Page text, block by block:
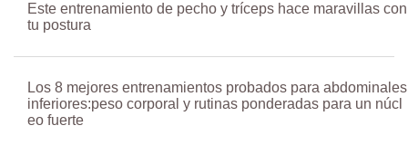
Este entrenamiento de pecho y tríceps hace maravillas con
tu postura
Los 8 mejores entrenamientos probados para abdominales
inferiores:peso corporal y rutinas ponderadas para un núcl
eo fuerte